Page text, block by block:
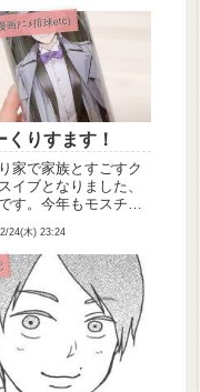
画ｱﾆﾒ排球etc)
くりすます！
家で家族とすごすク
イブとなりました、
す。今年もモスチキ
ーキ食べました◎*こ
ィレヴァン行ったら
コーナーの近くにけ
きめなウツボのぬい
いてあって、えっ欲
24(木) 23:24